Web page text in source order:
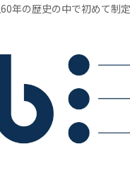
年の歴史の中で初めて制